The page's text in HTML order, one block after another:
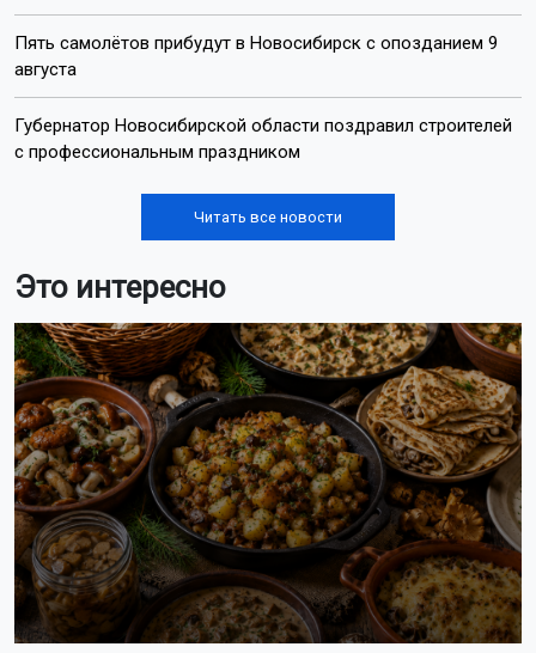
Пять самолётов прибудут в Новосибирск с опозданием 9
августа
Губернатор Новосибирской области поздравил строителей
с профессиональным праздником
Читать все новости
Это интересно